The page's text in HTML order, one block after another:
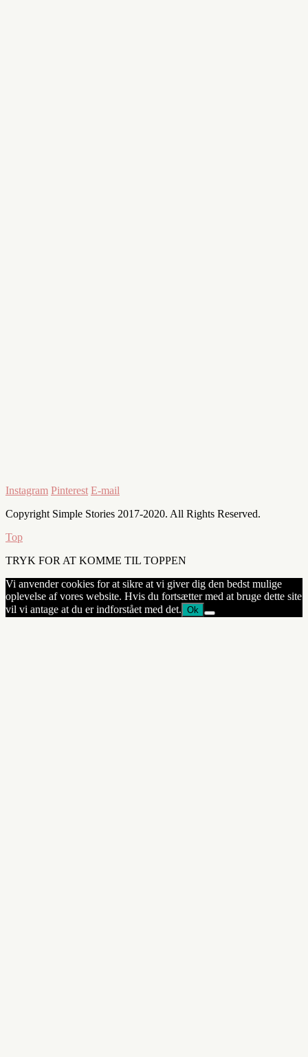
Instagram Pinterest E-mail
Copyright Simple Stories 2017-2020. All Rights Reserved.
Top
TRYK FOR AT KOMME TIL TOPPEN
Vi anvender cookies for at sikre at vi giver dig den bedst mulige
oplevelse af vores website. Hvis du fortsætter med at bruge dette site
vil vi antage at du er indforstået med det. Ok